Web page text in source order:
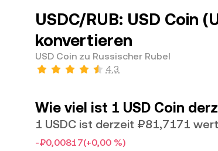
USDC/RUB: USD Coin
konvertieren
USD Coin zu Russischer Rubel
4,3
Wie viel ist 1 USD Coin
1 USDC ist derzeit ₽81,7171 wert
-₽0,00817(+0,00 %)